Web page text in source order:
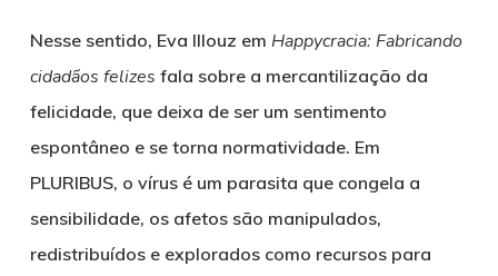
Nesse sentido, Eva Illouz em Happycracia: Fabricando
cidadãos felizes fala sobre a mercantilização da
felicidade, que deixa de ser um sentimento
espontâneo e se torna normatividade. Em
PLURIBUS, o vírus é um parasita que congela a
sensibilidade, os afetos são manipulados,
redistribuídos e explorados como recursos para